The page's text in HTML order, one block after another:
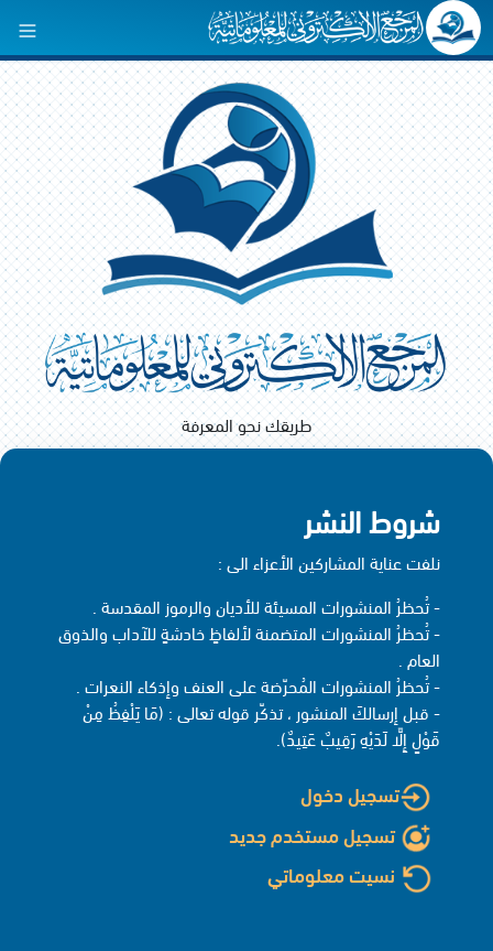
طريقك نحو المعرفة
شروط النشر
نلفت عناية المشاركين الأعزاء الى :
- تُحظرُ المنشورات المسيئة للأديان والرموز المقدسة .
- تُحظرُ المنشورات المتضمنة لألفاظٍ خادشةٍ للآداب والذوق
العام .
- تُحظرُ المنشورات المُحرّضة على العنف وإذكاء النعرات .
- قبل إرسالكَ المنشور ، تذكّر قوله تعالى : (مَا يَلْفِظُ مِنْ
قَوْلٍ إِلَّا لَدَيْهِ رَقِيبٌ عَتِيدٌ).
تسجيل دخول
تسجيل مستخدم جديد
نسيت معلوماتي